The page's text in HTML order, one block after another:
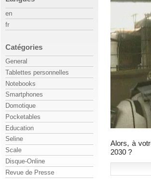
Alors, à
2030 ?
en
fr
Catégories
General
Tablettes personnelles
Notebooks
Smartphones
Domotique
Pocketables
Education
Seline
Scale
Disque-Online
Revue de Presse